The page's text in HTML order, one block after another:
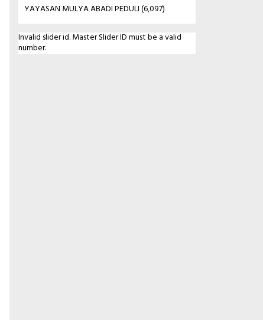
YAYASAN MULYA ABADI PEDULI(6,097)
Invalid slider id. Master Slider ID must be a valid
number.